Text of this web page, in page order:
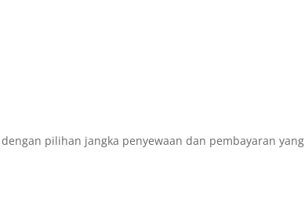
pilihan jangka penyewaan dan pembayaran yang